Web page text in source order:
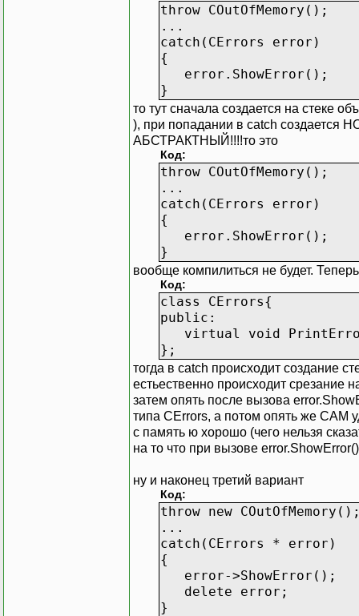
throw COutOfMemory();
...
catch(CErrors error)
{
error.ShowError();
}
то тут сначала создается на стеке
), при попадании в catch
АБСТРАКТНЫЙ!!!!то это
Код:
throw COutOfMemory();
...
catch(CErrors error)
{
error.ShowError();
}
вообще компилиться не будет.
Код:
class CErrors{
public:
virtual void
};
тогда в catch происходит создание
естьественно происходит срезание
затем опять после вызова
типа CErrors, а потом опять же САМ
с память ю хорошо (чего нельзя
на то что при вызове
ну и наконец третий вариант
Код:
throw new
...
catch(CErrors * error)
{
error->ShowError();
delete error;
}